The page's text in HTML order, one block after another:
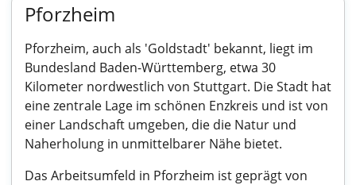
Pforzheim
Pforzheim, auch als 'Goldstadt' bekannt, liegt im
Bundesland Baden-Württemberg, etwa 30
Kilometer nordwestlich von Stuttgart. Die Stadt hat
eine zentrale Lage im schönen Enzkreis und ist von
einer Landschaft umgeben, die die Natur und
Naherholung in unmittelbarer Nähe bietet.
Das Arbeitsumfeld in Pforzheim ist geprägt von